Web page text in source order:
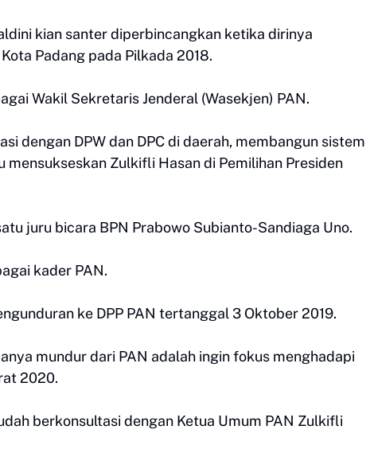
kian santer diperbincangkan ketika dirinya
Padang pada Pilkada 2018.
Wakil Sekretaris Jenderal (Wasekjen) PAN.
dengan DPW dan DPC di daerah, membangun sistem
Zulkifli Hasan di Pemilihan Presiden
juru bicara BPN Prabowo Subianto-Sandiaga Uno.
kader PAN.
ke DPP PAN tertanggal 3 Oktober 2019.
mundur dari PAN adalah ingin fokus menghadapi
2020.
berkonsultasi dengan Ketua Umum PAN Zulkifli